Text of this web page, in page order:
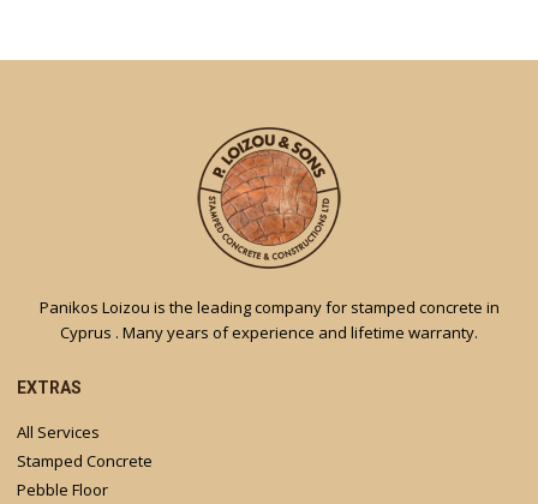
Panikos Loizou is the leading company for stamped concrete in
Cyprus . Many years of experience and lifetime warranty.
EXTRAS
All Services
Stamped Concrete
Pebble Floor